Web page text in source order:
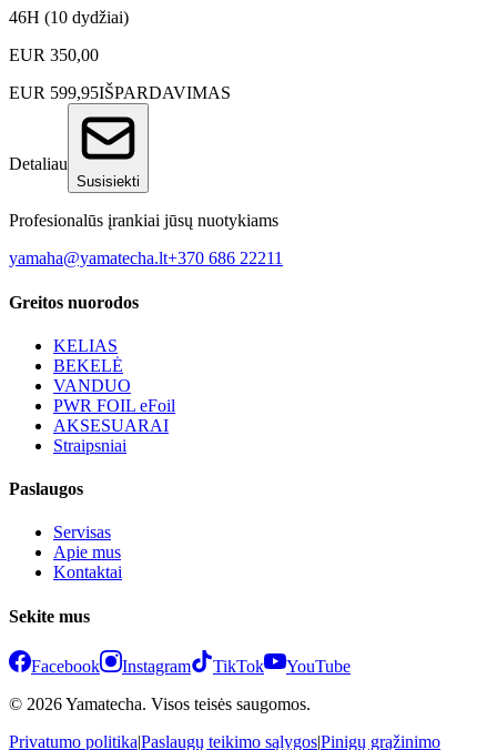
46H (10 dydžiai)
EUR 350,00
EUR 599,95IŠPARDAVIMAS
Detaliau
Susisiekti
Profesionalūs įrankiai jūsų nuotykiams
yamaha@yamatecha.lt+370 686 22211
Greitos nuorodos
KELIAS
BEKELĖ
VANDUO
PWR FOIL eFoil
AKSESUARAI
Straipsniai
Paslaugos
Servisas
Apie mus
Kontaktai
Sekite mus
Facebook Instagram TikTok
YouTube
© 2026 Yamatecha. Visos teisės saugomos.
Privatumo politika|Paslaugų teikimo sąlygos|Pinigų grąžinimo